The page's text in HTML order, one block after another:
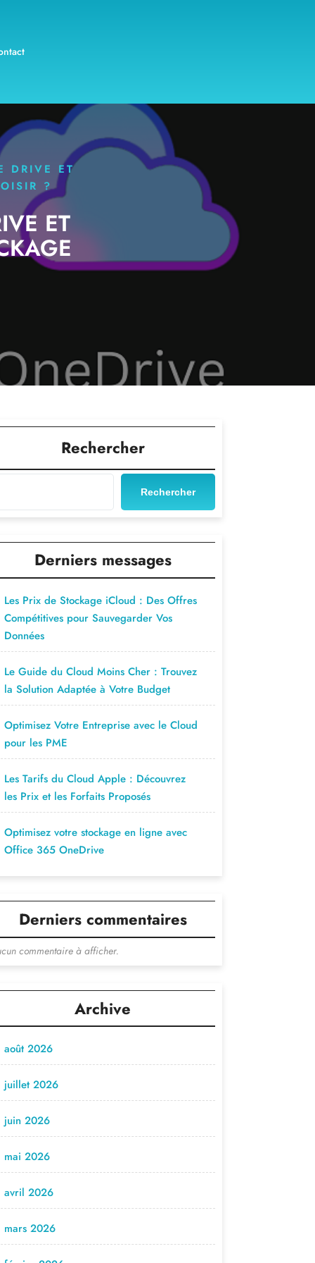
DRIVE ET
?
ET
Rechercher
Rechercher
Derniers messages
Les Prix de Stockage iCloud : Des Offres
Compétitives pour Sauvegarder Vos
Données
Le Guide du Cloud Moins Cher : Trouvez
la Solution Adaptée à Votre Budget
Optimisez Votre Entreprise avec le Cloud
pour les PME
Les Tarifs du Cloud Apple : Découvrez
les Prix et les Forfaits Proposés
Optimisez votre stockage en ligne avec
Office 365 OneDrive
Derniers commentaires
commentaire à afficher.
Archive
août 2026
juillet 2026
juin 2026
mai 2026
avril 2026
mars 2026